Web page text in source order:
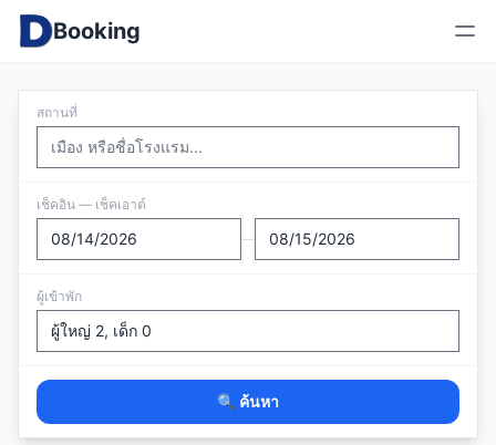
Booking
สถานที่
เช็คอิน — เช็คเอาต์
—
ผู้เข้าพัก
🔍 ค้นหา